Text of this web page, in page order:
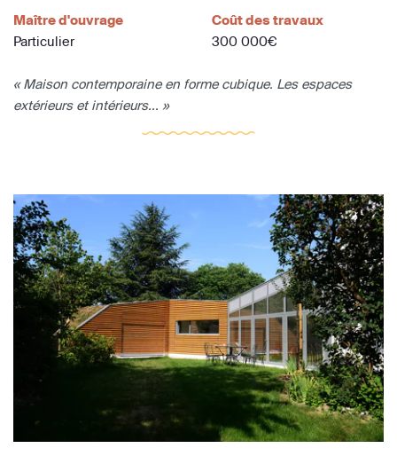
Maître d'ouvrage
Particulier
Coût des travaux
300 000€
« Maison contemporaine en forme cubique. Les espaces
extérieurs et intérieurs... »